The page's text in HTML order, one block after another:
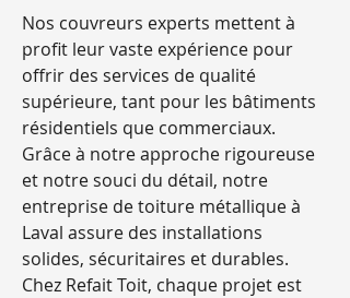
Nos couvreurs experts mettent à
profit leur vaste expérience pour
offrir des services de qualité
supérieure, tant pour les bâtiments
résidentiels que commerciaux.
Grâce à notre approche rigoureuse
et notre souci du détail, notre
entreprise de toiture métallique à
Laval assure des installations
solides, sécuritaires et durables.
Chez Refait Toit, chaque projet est